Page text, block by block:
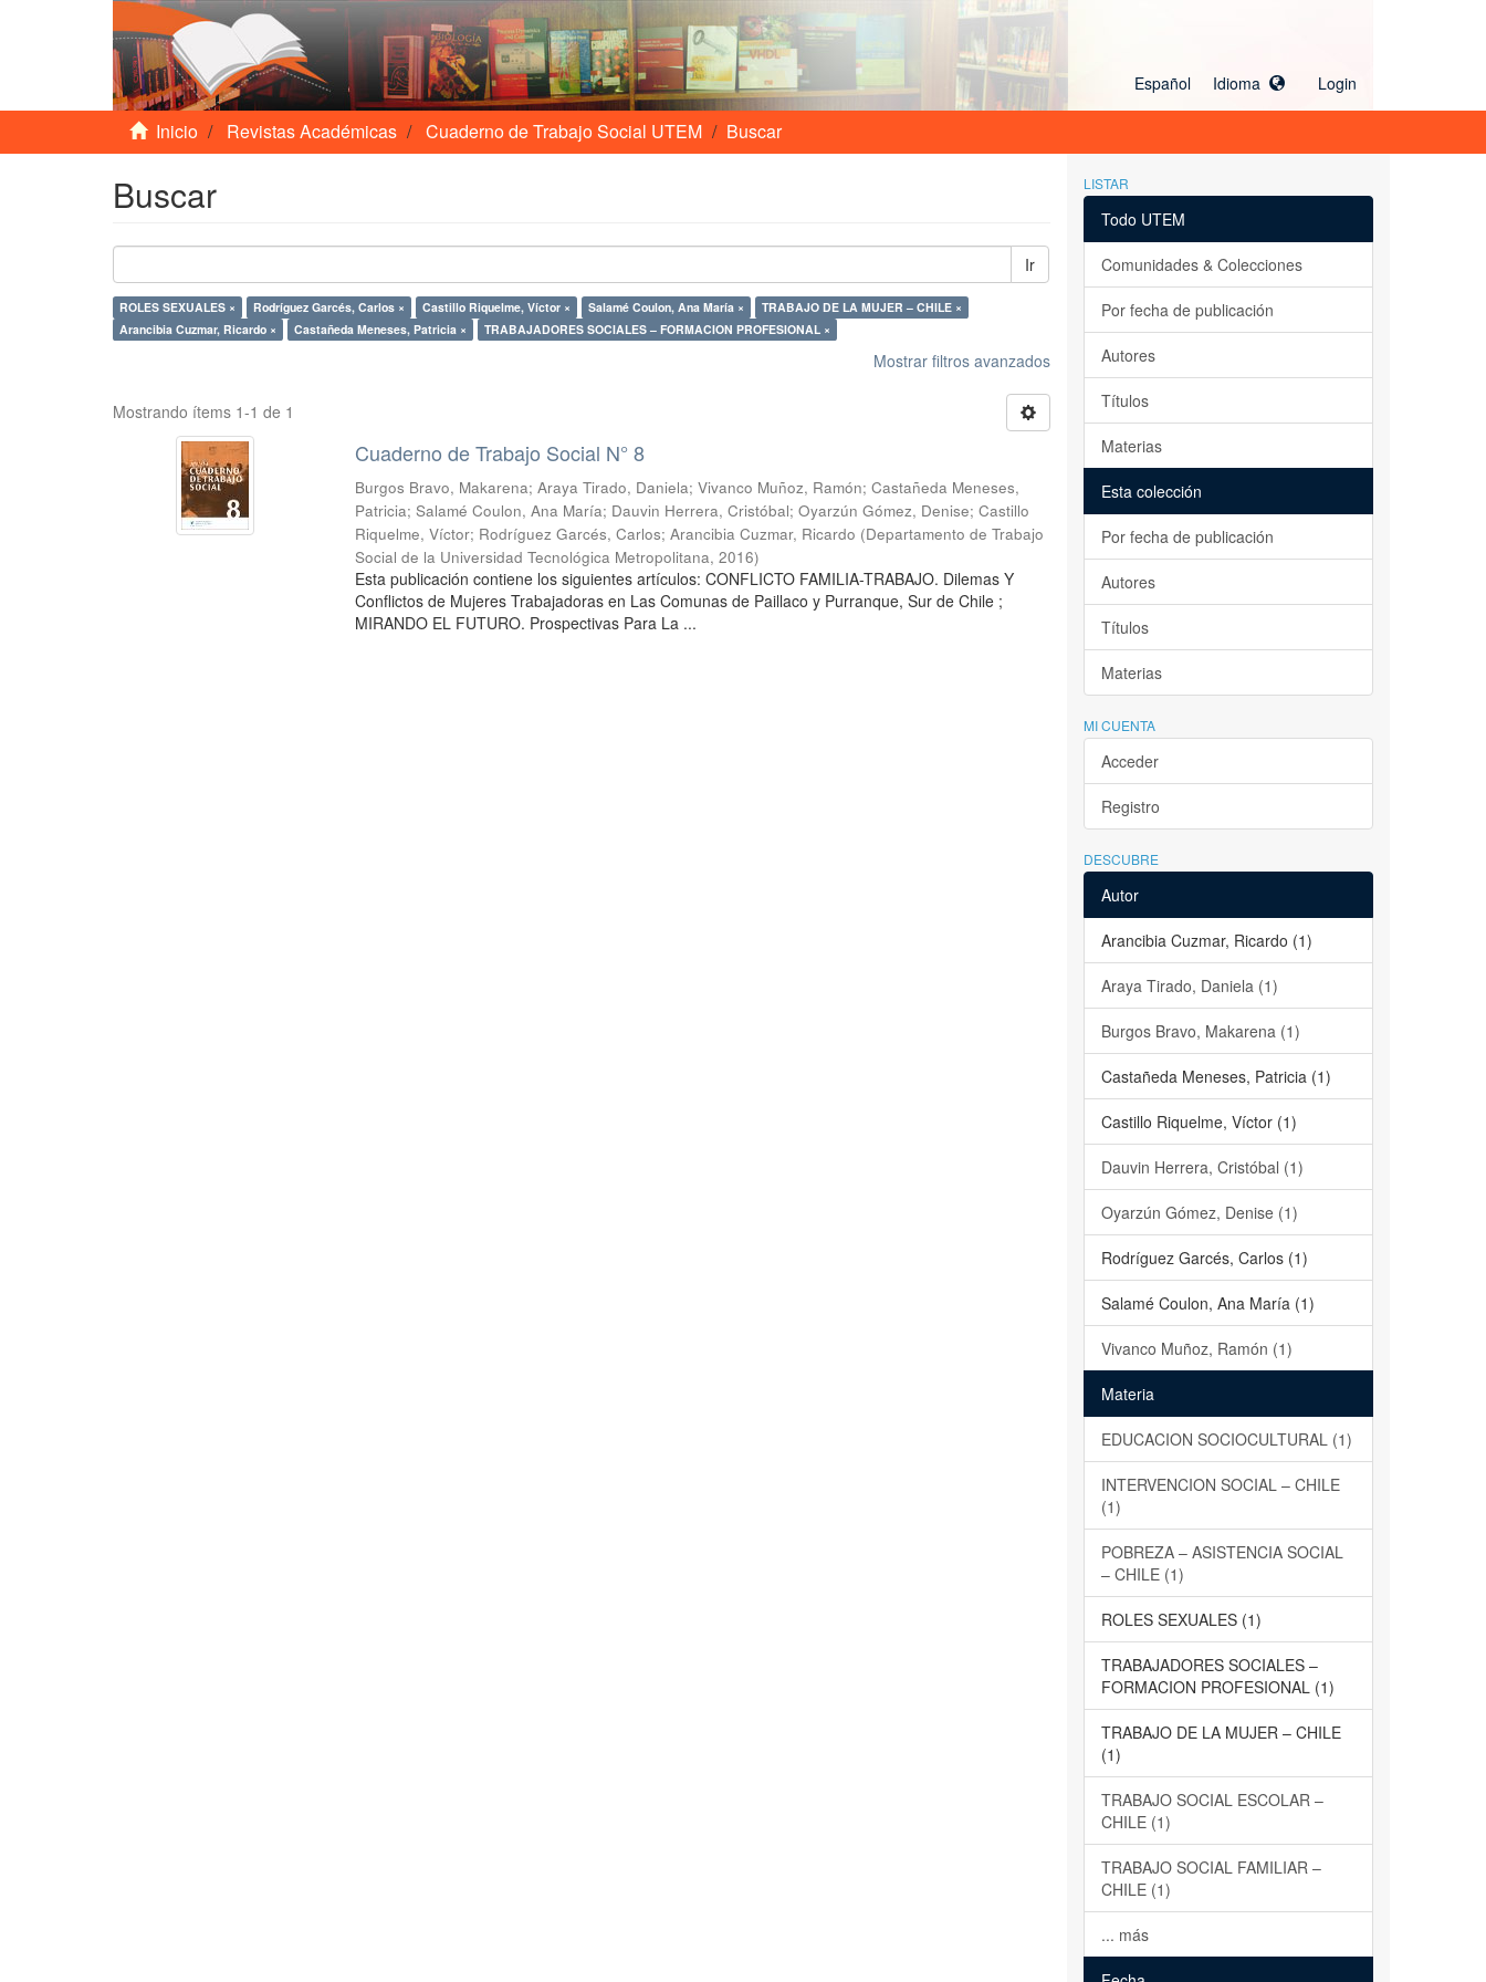
Español Idioma Login
Inicio Revistas Académicas Cuaderno de Trabajo Social UTEM Buscar
Buscar
Ir
ROLES SEXUALES × Rodríguez Garcés, Carlos × Castillo Riquelme, Víctor × Salamé Coulon, Ana María ×
TRABAJO DE LA MUJER – CHILE ×
Arancibia Cuzmar, Ricardo ×
Castañeda Meneses, Patricia × TRABAJADORES SOCIALES – FORMACION PROFESIONAL ×
Mostrar filtros avanzados
Mostrando ítems 1-1 de 1
Cuaderno de Trabajo Social N° 8
Burgos Bravo, Makarena;Araya Tirado, Daniela;Vivanco Muñoz, Ramón;Castañeda Meneses,
Patricia;Salamé Coulon, Ana María; Dauvin Herrera, Cristóbal;Oyarzún Gómez, Denise;Castillo
Riquelme, Víctor; Rodríguez Garcés, Carlos;Arancibia Cuzmar, Ricardo (Departamento de Trabajo
Social de la Universidad Tecnológica Metropolitana,2016)
Esta publicación contiene los siguientes artículos: CONFLICTO FAMILIA-TRABAJO. Dilemas Y
Conflictos de Mujeres Trabajadoras en Las Comunas de Paillaco y Purranque, Sur de Chile ;
MIRANDO EL FUTURO. Prospectivas Para La ...
LISTAR
Todo UTEM
Comunidades & Colecciones
Por fecha de publicación
Autores
Títulos
Materias
Esta colección
Por fecha de publicación
Autores
Títulos
Materias
MI CUENTA
Acceder
Registro
DESCUBRE
Autor
Arancibia Cuzmar, Ricardo (1)
Araya Tirado, Daniela (1)
Burgos Bravo, Makarena (1)
Castañeda Meneses, Patricia (1)
Castillo Riquelme, Víctor (1)
Dauvin Herrera, Cristóbal (1)
Oyarzún Gómez, Denise (1)
Rodríguez Garcés, Carlos (1)
Salamé Coulon, Ana María (1)
Vivanco Muñoz, Ramón (1)
Materia
EDUCACION SOCIOCULTURAL (1)
INTERVENCION SOCIAL – CHILE
(1)
POBREZA – ASISTENCIA SOCIAL
– CHILE (1)
ROLES SEXUALES (1)
TRABAJADORES SOCIALES –
FORMACION PROFESIONAL (1)
TRABAJO DE LA MUJER – CHILE
(1)
TRABAJO SOCIAL ESCOLAR –
CHILE (1)
TRABAJO SOCIAL FAMILIAR –
CHILE (1)
... más